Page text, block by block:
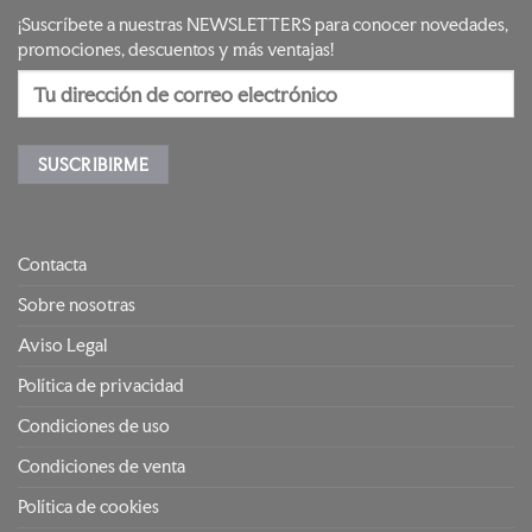
¡Suscríbete a nuestras NEWSLETTERS para conocer novedades,
promociones, descuentos y más ventajas!
Contacta
Sobre nosotras
Aviso Legal
Política de privacidad
Condiciones de uso
Condiciones de venta
Política de cookies